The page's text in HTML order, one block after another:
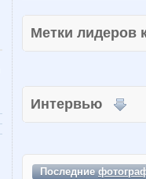
Метки
Интервью
Последние